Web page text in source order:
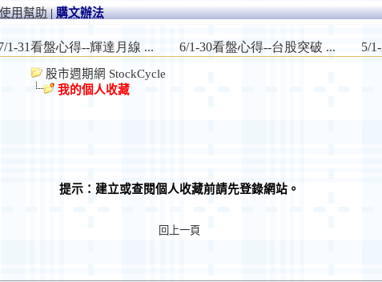
使用幫助|購文辦法
股市週期網 StockCycle
我的個人收藏
提示：建立或查閱個人收藏前請先登錄網站。
回上一頁